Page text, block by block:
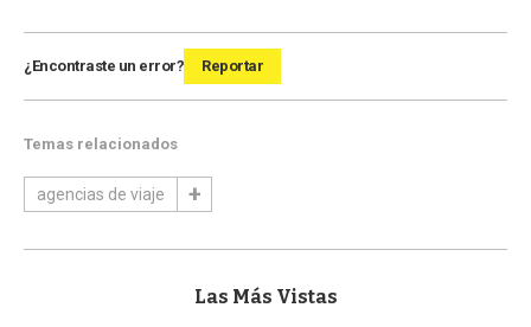
¿Encontraste un error? Reportar
Temas relacionados
agencias de viaje
Las Más Vistas